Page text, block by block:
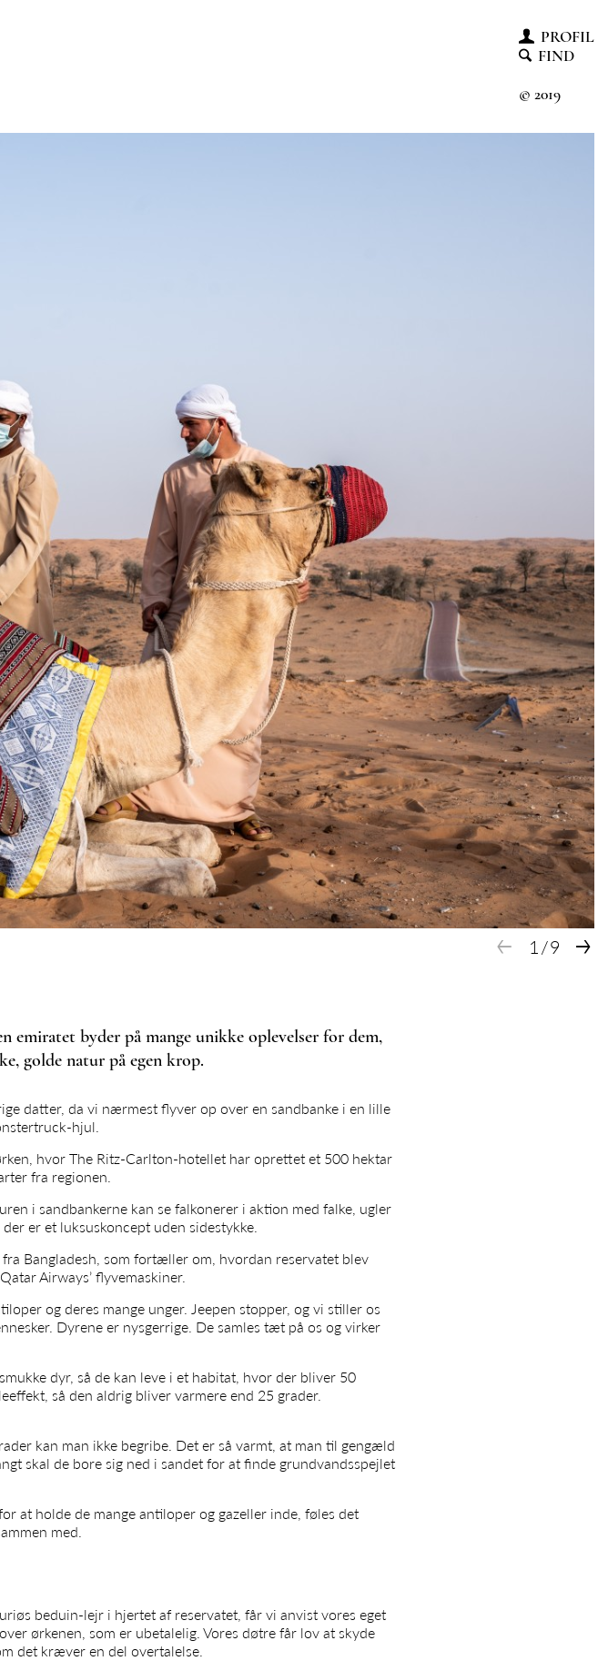
PROFIL
FIND
© 2019
1 /9
← →
emiratet byder på mange unikke oplevelser for dem,
golde natur på egen krop.
datter, da vi nærmest flyver op over en sandbanke i en lille
hjul.
hvor The Ritz-Carlton-hotellet har oprettet et 500 hektar
fra regionen.
i sandbankerne kan se falkonerer i aktion med falke, ugler
er et luksuskoncept uden sidestykke.
Bangladesh, som fortæller om, hvordan reservatet blev
Airways’ flyvemaskiner.
og deres mange unger. Jeepen stopper, og vi stiller os
Dyrene er nysgerrige. De samles tæt på os og virker
dyr, så de kan leve i et habitat, hvor der bliver 50
så den aldrig bliver varmere end 25 grader.
kan man ikke begribe. Det er så varmt, at man til gengæld
skal de bore sig ned i sandet for at finde grundvandsspejlet
at holde de mange antiloper og gazeller inde, føles det
med.
beduin-lejr i hjertet af reservatet, får vi anvist vores eget
ørkenen, som er ubetalelig. Vores døtre får lov at skyde
det kræver en del overtalelse.